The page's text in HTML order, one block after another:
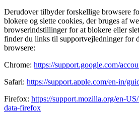
Derudover tilbyder forskellige browsere
blokere og slette cookies, der bruges af
browserindstillinger for at blokere eller
finder du links til supportvejledninger for
browsere:
Chrome: https://support.google.com/
Safari: https://support.apple.com/en-in/
Firefox: https://support.mozilla.org/en-
data-firefox